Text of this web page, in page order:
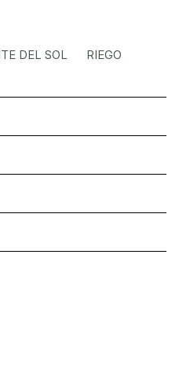
DEL SOL RIEGO